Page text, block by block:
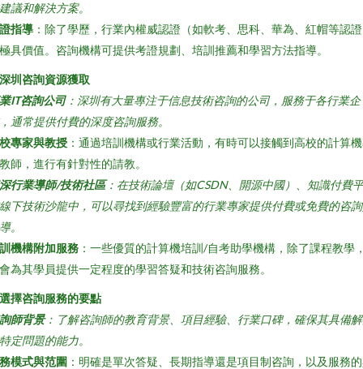
議和解決方案。
指導 ：除了學歷，行業內權威認證（如軟考、思科、華為、紅帽等認
具價值。咨詢機構可提供考證規劃、培訓推薦和學習方法指導。
圳咨詢資源獲取
IT咨詢公司：深圳有大量專注于信息技術咨詢的公司，服務于各行業企
通常提供付費的深度咨詢服務。
專家與教授 ：通過培訓機構或行業活動，有時可以接觸到高校的計算
師，進行有針對性的請教。
行業導師/技術社區：在技術論壇（如CSDN、開源中國）、知識付費
下技術沙龍中，可以尋找到經驗豐富的行業專家提供付費或免費的咨
。
機構附加服務 ：一些優質的計算機培訓/自考助學機構，除了課程教學
為其學員提供一定程度的學習答疑和技術咨詢服務。
擇咨詢服務的要點
師背景：了解咨詢師的教育背景、項目經驗、行業口碑，確保其具備
定問題的能力。
模式與范圍 ：明確是單次答疑、長期指導還是項目制咨詢，以及服務